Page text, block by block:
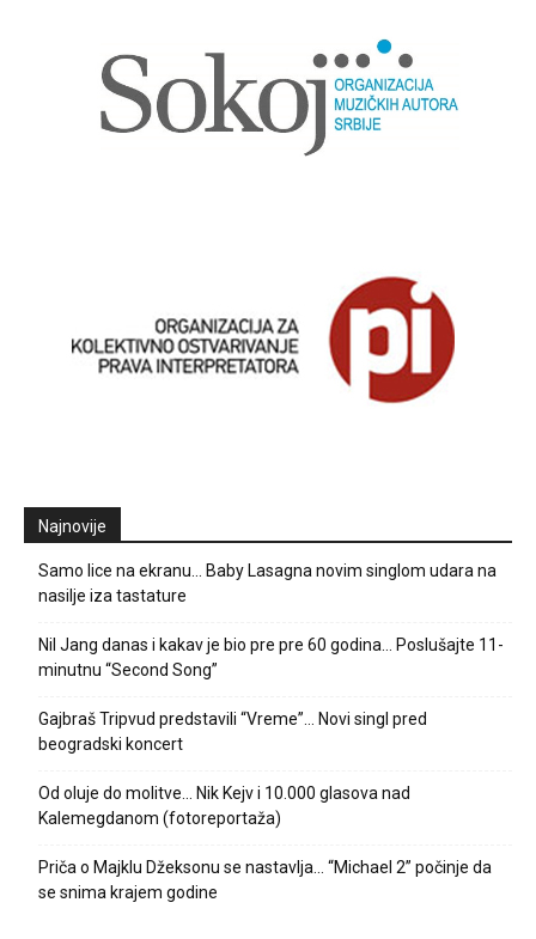
Najnovije
Samo lice na ekranu… Baby Lasagna novim singlom udara na
nasilje iza tastature
Nil Jang danas i kakav je bio pre pre 60 godina… Poslušajte 11-
minutnu “Second Song”
Gajbraš Tripvud predstavili “Vreme”… Novi singl pred
beogradski koncert
Od oluje do molitve… Nik Kejv i 10.000 glasova nad
Kalemegdanom (fotoreportaža)
Priča o Majklu Džeksonu se nastavlja… “Michael 2” počinje da
se snima krajem godine